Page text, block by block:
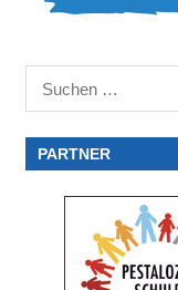
nach:
PARTNER